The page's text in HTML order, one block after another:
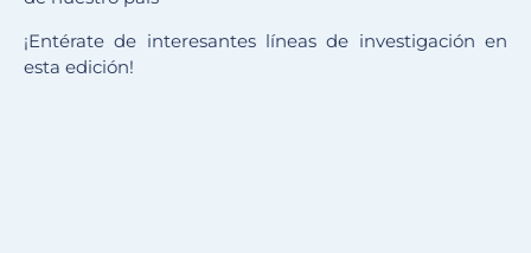
¡Entérate de interesantes líneas de investigación en
esta edición!